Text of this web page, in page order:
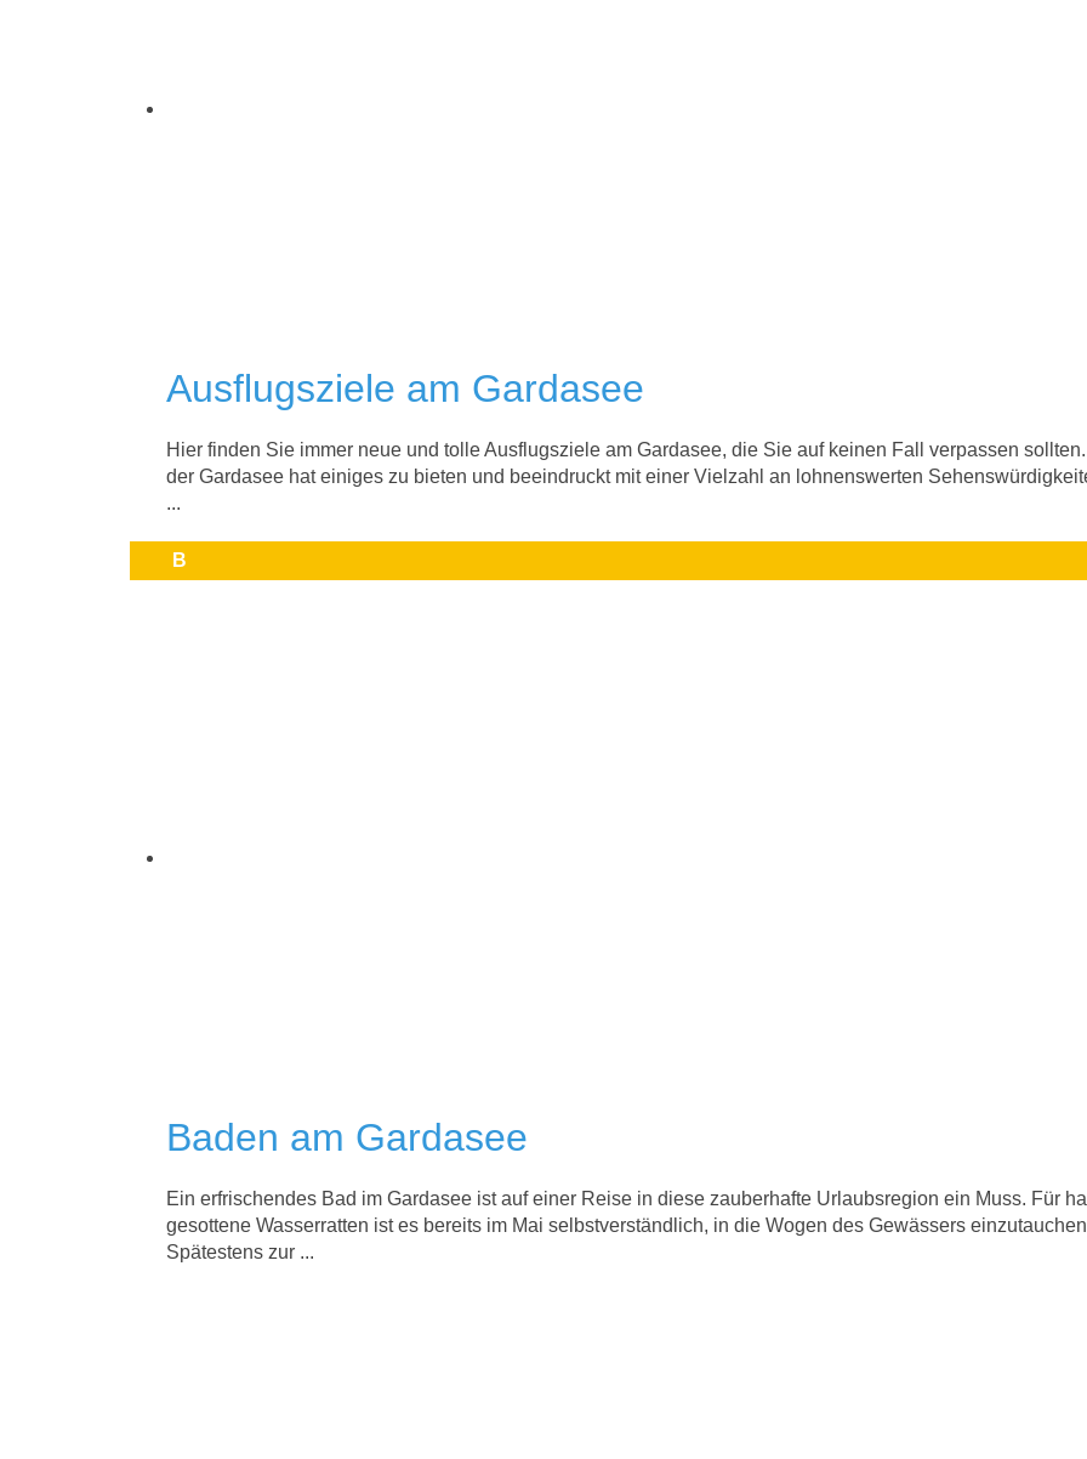
Ausflugsziele am Gardasee
Hier finden Sie immer neue und tolle Ausflugsziele am Gardasee, die Sie auf keinen Fall verpassen
der Gardasee hat einiges zu bieten und beeindruckt mit einer Vielzahl an lohnenswerten
...
B
Baden am Gardasee
Ein erfrischendes Bad im Gardasee ist auf einer Reise in diese zauberhafte Urlaubsregion ein Muss. Für
gesottene Wasserratten ist es bereits im Mai selbstverständlich, in die Wogen des Gewässers
Spätestens zur ...